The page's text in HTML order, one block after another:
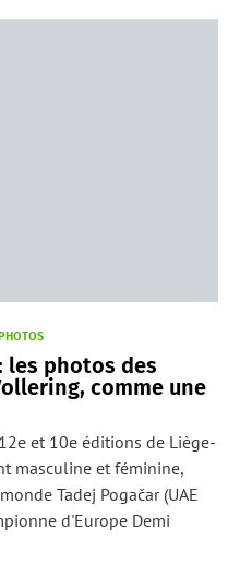
les photos des
comme une
et 10e éditions de Liège-
masculine et féminine,
Tadej Pogačar (UAE
d'Europe Demi